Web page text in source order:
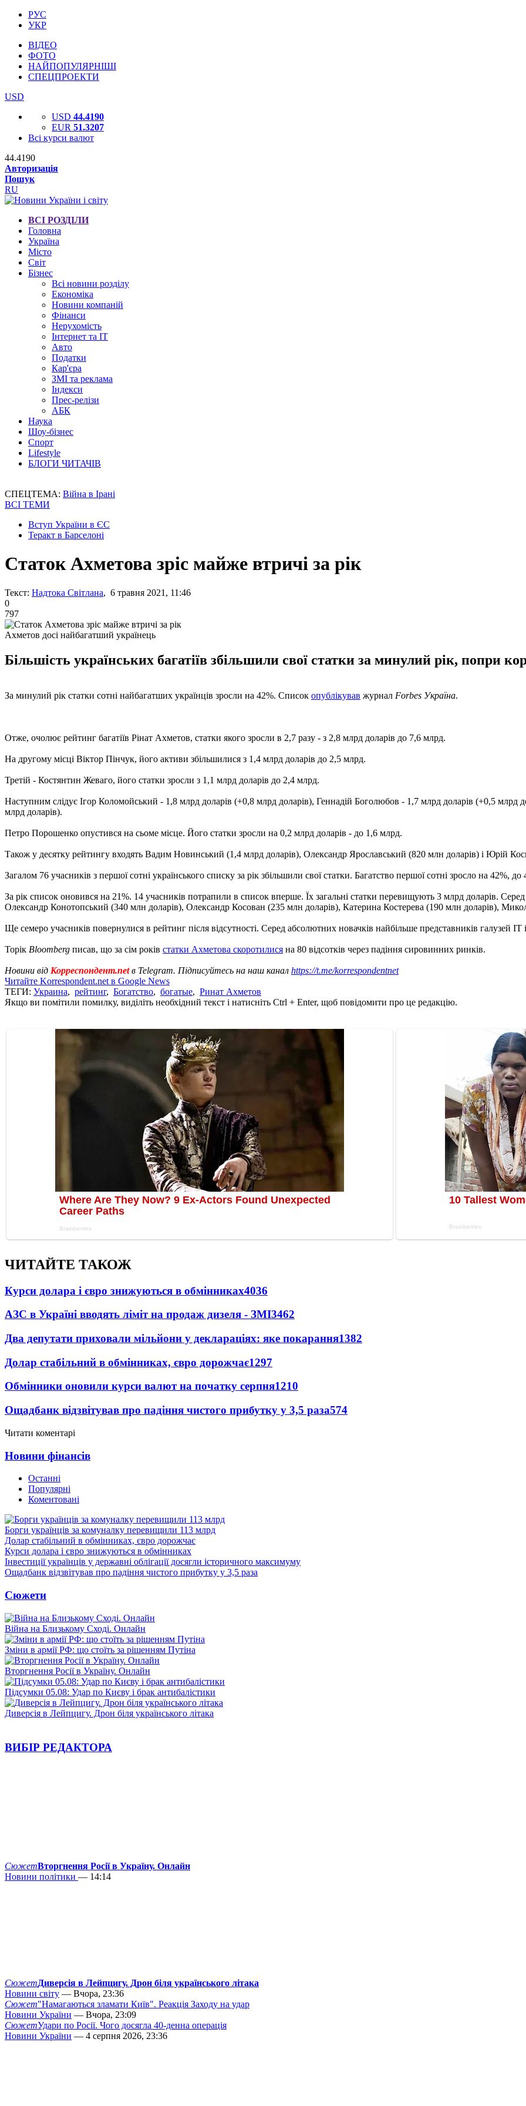
РУС
УКР
ВІДЕО
ФОТО
НАЙПОПУЛЯРНІШІ
СПЕЦПРОЕКТИ
USD
USD 44.4190
EUR 51.3207
Всі курси валют
44.4190
Авторизація
Пошук
RU
ВСІ РОЗДІЛИ
Головна
Україна
Місто
Світ
Бізнес
Всі новини розділу
Економіка
Новини компаній
Фінанси
Нерухомість
Інтернет та IT
Авто
Податки
Кар'єра
ЗМІ та реклама
Індекси
Прес-релізи
АБК
Наука
Шоу-бізнес
Спорт
Lifestyle
БЛОГИ ЧИТАЧІВ
СПЕЦТЕМА: Війна в Ірані
ВСІ ТЕМИ
Вступ України в ЄС
Теракт в Барселоні
Статок Ахметова зріс майже втричі за рік
Текст: Надтока Світлана, 6 травня 2021, 11:46
0
797
Ахметов досі найбагатший українець
Більшість українських багатіїв збільшили свої статки за минулий рік, попри
За минулий рік статки сотні найбагатших українців зросли на 42%. Список опублікував журнал Forbes Україна.
Отже, очолює рейтинг багатіїв Рінат Ахметов, статки якого зросли в 2,7 разу - з 2,8 млрд доларів до 7,6 млрд.
На другому місці Віктор Пінчук, його активи збільшилися з 1,4 млрд доларів до 2,5 млрд.
Третій - Костянтин Жеваго, його статки зросли з 1,1 млрд доларів до 2,4 млрд.
Наступним слідує Ігор Коломойський - 1,8 млрд доларів (+0,8 млрд доларів), Геннадій Боголюбов - 1,7 млрд доларів (+0,5 млрд
млрд доларів).
Петро Порошенко опустився на сьоме місце. Його статки зросли на 0,2 млрд доларів - до 1,6 млрд.
Також у десятку рейтингу входять Вадим Новинський (1,4 млрд доларів), Олександр Ярославський (820 млн доларів) і Юрій
Загалом 76 учасників з першої сотні українського списку за рік збільшили свої статки. Багатство першої сотні зросло на 42%,
За рік список оновився на 21%. 14 учасників потрапили в список вперше. Їх загальні статки перевищують 3 млрд доларів.
Олександр Конотопський (340 млн доларів), Олександр Косован (235 млн доларів), Катерина Костерева (190 млн доларів),
Ще семеро учасників повернулися в рейтинг після відсутності. Серед абсолютних новачків найбільше представників галузей IT
Торік Bloomberg писав, що за сім років статки Ахметова скоротилися на 80 відсотків через падіння сировинних ринків.
Новини від Корреспондент.netв Telegram. Підписуйтесь на наш канал https://t.me/korrespondentnet
Читайте Korrespondent.net в Google News
ТЕГИ: Украина, рейтинг, Богатство, богатые, Ринат Ахметов
Якщо ви помітили помилку, виділіть необхідний текст і натисніть Ctrl + Enter, щоб повідомити про це редакцію.
ЧИТАЙТЕ ТАКОЖ
Курси долара і євро знижуються в обмінниках4036
АЗС в Україні вводять ліміт на продаж дизеля - ЗМІ3462
Два депутати приховали мільйони у деклараціях: яке покарання1382
Долар стабільний в обмінниках, євро дорожчає1297
Обмінники оновили курси валют на початку серпня1210
Ощадбанк відзвітував про падіння чистого прибутку у 3,5 раза574
Читати коментарі
Новини фінансів
Останні
Популярні
Коментовані
Борги українців за комуналку перевищили 113 млрд
Долар стабільний в обмінниках, євро дорожчає
Курси долара і євро знижуються в обмінниках
Інвестиції українців у державні облігації досягли історичного максимуму
Ощадбанк відзвітував про падіння чистого прибутку у 3,5 раза
Сюжети
Війна на Близькому Сході. Онлайн
Зміни в армії РФ: що стоїть за рішенням Путіна
Вторгнення Росії в Україну. Онлайн
Підсумки 05.08: Удар по Києву і брак антибалістики
Диверсія в Лейпцигу. Дрон біля українського літака
ВИБІР РЕДАКТОРА
СюжетВторгнення Росії в Україну. Онлайн
Новини політики — 14:14
СюжетДиверсія в Лейпцигу. Дрон біля українського літака
Новини світу — Вчора, 23:36
Сюжет"Намагаються зламати Київ". Реакція Заходу на удар
Новини України — Вчора, 23:09
СюжетУдари по Росії. Чого досягла 40-денна операція
Новини України — 4 серпня 2026, 23:36